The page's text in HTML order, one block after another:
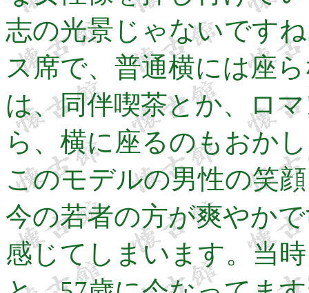
志の光景じゃないです
ス席で、普通横には座
は、同伴喫茶とか、ロ
ら、横に座るのもおか
このモデルの男性の笑
今の若者の方が爽やか
感じてしまいます。当